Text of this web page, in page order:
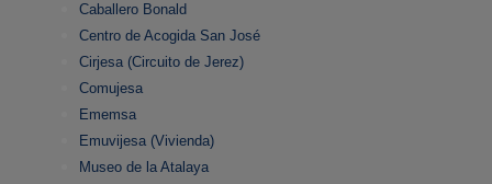
Caballero Bonald
Centro de Acogida San José
Cirjesa (Circuito de Jerez)
Comujesa
Ememsa
Emuvijesa (Vivienda)
Museo de la Atalaya